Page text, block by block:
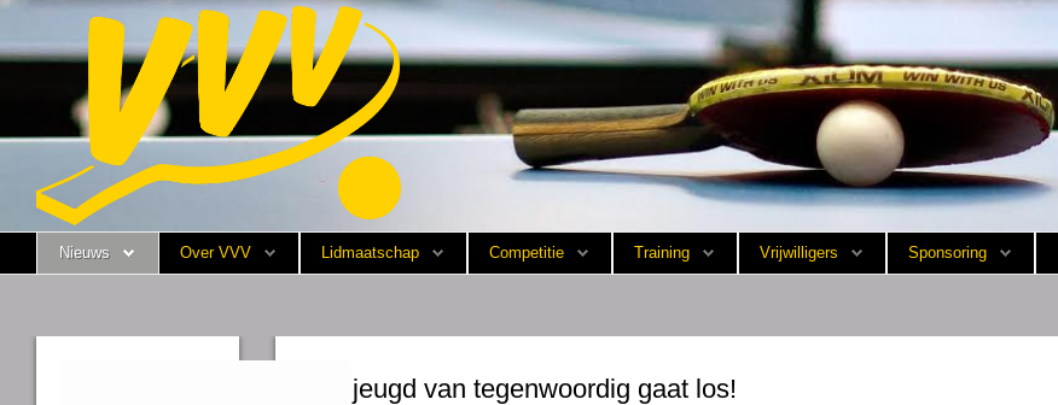
Nieuws
Over VVV
Lidmaatschap
Competitie
Nieuws Over VVV Lidmaatschap Competitie Training Vrijwilligers Sponsoring
De jeugd van tegenwoordig gaat los!